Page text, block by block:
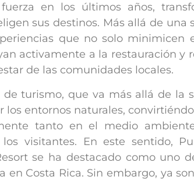
fuerza en los últimos años,
sus destinos. Más allá de una
que no solo minimicen
activamente a la restauración y
de las comunidades locales.
de turismo, que va más allá de la
los entornos naturales,
tanto en el medio
visitantes. En este sentido,
se ha destacado como uno
en Costa Rica. Sin embargo, ya